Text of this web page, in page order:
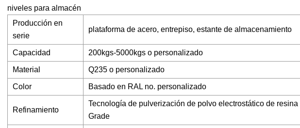
niveles para almacén
Producción en
serie
plataforma de acero, entrepiso, estante de almacenamiento
Capacidad 200kgs-5000kgs o personalizado
Material Q235 o personalizado
Color Basado en RAL no. personalizado
Refinamiento
Tecnología de pulverización de polvo electrostático de
Grade